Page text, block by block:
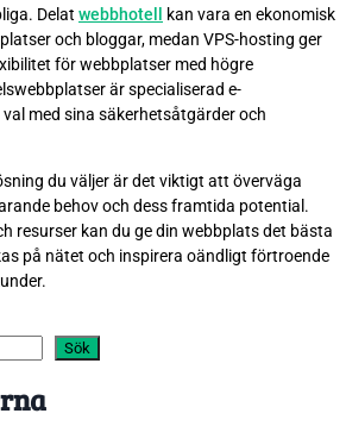
Delat webbhotell
kan vara en ekonomisk
och bloggar, medan VPS-hosting ger
för webbplatser med högre
är specialiserad e-
med sina säkerhetsåtgärder och
du väljer är det viktigt att överväga
behov och dess framtida potential.
resurser kan du ge din webbplats det bästa
på nätet och inspirera oändligt förtroende
Sök